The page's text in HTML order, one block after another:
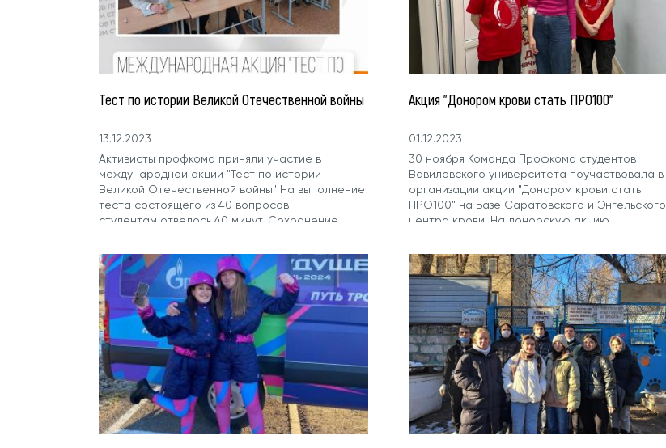
Тест по истории Великой Отечественной войны
13.12.2023
Активисты профкома приняли участие в
международной акции "Тест по истории
Великой Отечественной войны" На выполнение
теста состоящего из 40 вопросов
студентам отвелось 40 минут. Сохранение
Акция "Донором крови стать ПРО100"
01.12.2023
30 ноября Команда Профкома студентов
Вавиловского университета поучаствовала в
организации акции "Донором крови стать
ПРО100" на Базе Саратовского и Энгельского
центра крови. На донорскую акцию